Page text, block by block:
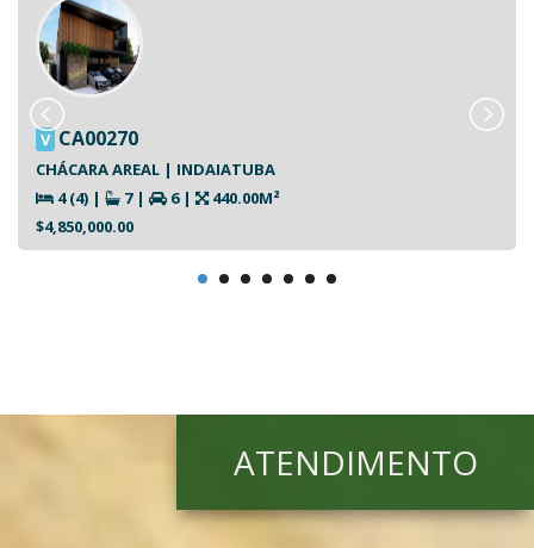
V CA00270
CHÁCARA AREAL | INDAIATUBA
4 (4) | 7 | 6 |
440.00M²
$4,850,000.00
ATENDIMENTO